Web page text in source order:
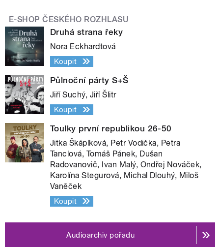
E-SHOP ČESKÉHO ROZHLASU
Druhá strana řeky
Nora Eckhardtová
Koupit
Půlnoční párty S+Š
Jiří Suchý, Jiří Šlitr
Koupit
Toulky první republikou 26-50
Jitka Škápíková, Petr Vodička, Petra
Tanclová, Tomáš Pánek, Dušan
Radovanovič, Ivan Malý, Ondřej Nováček,
Karolína Stegurová, Michal Dlouhý, Miloš
Vaněček
Koupit
Audioarchiv pořadu